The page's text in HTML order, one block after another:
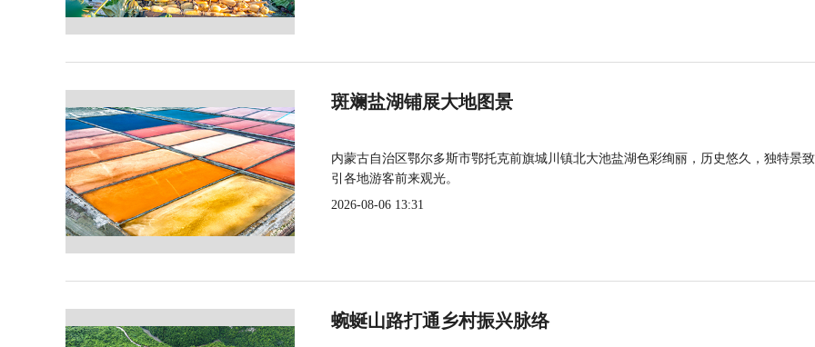
斑斓盐湖铺展大地图景
内蒙古自治区鄂尔多斯市鄂托克前旗城川镇北大池盐湖色彩绚丽，历史悠久，独特景
引各地游客前来观光。
2026-08-06 13:31
蜿蜒山路打通乡村振兴脉络